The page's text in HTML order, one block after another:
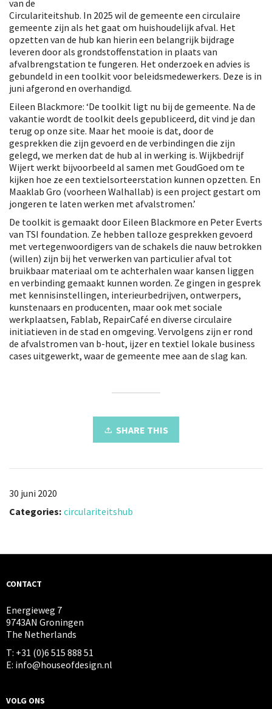
van de
Circulariteitshub. In 2025 wil de gemeente een circulaire
gemeente zijn als het gaat om huishoudelijk afval. Het
opzetten van de hub kan hierin een belangrijk bijdrage
leveren door als grondstoffenstation in plaats van
afvalbrengstation te fungeren. Het onderzoek en advies is
gebundeld in een toolkit voor beleidsmedewerkers. Deze is in
juni afgerond en overhandigd.
Eileen Blackmore: ‘De toolkit ligt nu bij de gemeente. Na de
vakantie wordt de toolkit deels gepubliceerd, dit vind je dan
terug op onze site. Maar het mooie is dat, door de
gesprekken die zijn gevoerd en de verbindingen die zijn
gelegd, we merken dat de hub al in werking is. Wijkbedrijf
Wijert werkt bijvoorbeeld al samen met GoudGoed om te
kijken hoe ze een textielsorteerstation kunnen opzetten. En
Maaklab Gro (voorheen Walhallab) is een project gestart om
jongeren te laten werken met afvalstromen.’
De toolkit is gemaakt door Eileen Blackmore en Peter Everts
van TSI foundation. Ze hebben talloze gesprekken gevoerd
met vertegenwoordigers van de schakels die nauw betrokken
(willen) zijn bij het verwerken van particulier afval tot
bruikbaar materiaal om te achterhalen waar kansen liggen
en verbinding gemaakt kunnen worden. Ze gingen in gesprek
met kennisinstellingen, interieurbedrijven, ontwerpers,
kunstenaars en producenten, maar ook met sociale
werkplaatsen, Fablab, RepairCafé en diverse circulaire
initiatieven in de stad en omgeving. Vervolgens zijn er rond
de afvalstromen van b-hout, ijzer en textiel lokale business
cases uitgewerkt, waar de gemeente mee aan de slag kan.
SHARE THIS
30 juni 2020
Categories: circulariteitshub
CONTACT
Energieweg 7
9743AN Groningen
The Netherlands
T: +31 (0)6 515 888 51
E: info@houseofdesign.nl
VOLG ONS